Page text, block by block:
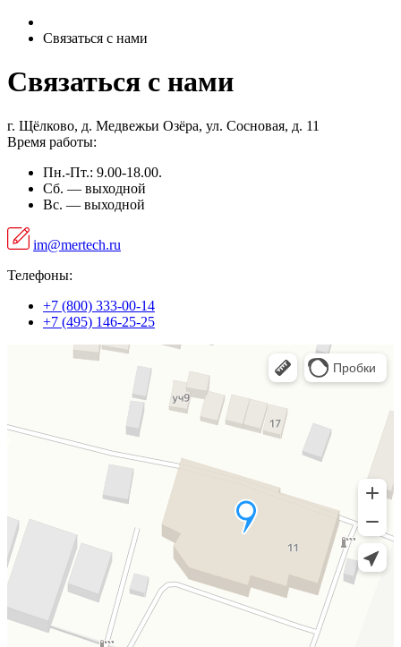
Связаться с нами
Связаться с нами
г. Щёлково, д. Медвежьи Озёра, ул. Сосновая, д. 11
Время работы:
Пн.-Пт.: 9.00-18.00.
Сб. — выходной
Вс. — выходной
im@mertech.ru
Телефоны:
+7 (800) 333-00-14
+7 (495) 146-25-25